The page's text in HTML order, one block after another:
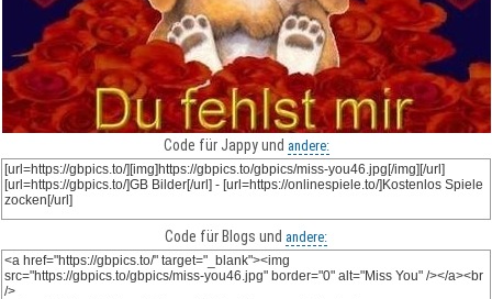
Code für Jappy und andere:
Code für Blogs und andere: